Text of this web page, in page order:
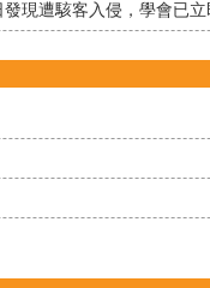
現遭駭客入侵，學會已